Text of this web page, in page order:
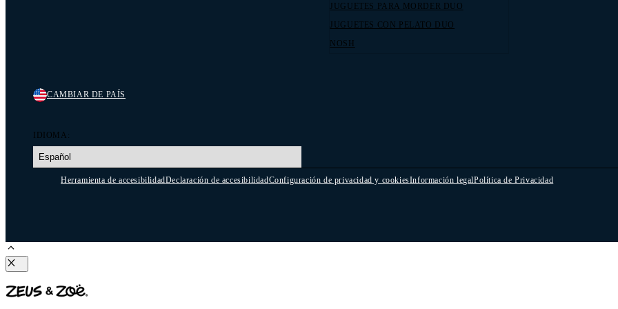
JUGUETES PARA MORDER DUO
JUGUETES CON PELATO DUO
NOSH
CAMBIAR DE PAÍS
IDIOMA:
Herramienta de accesibilidadDeclaración de accesibilidadConfiguración de privacidad y cookiesInformación legalPolítica de Privacidad
Cerrar